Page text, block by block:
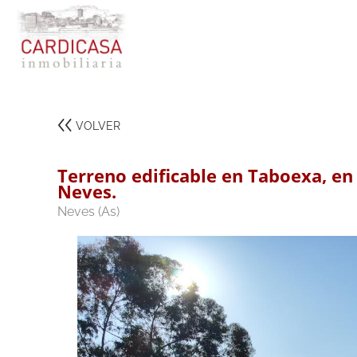
VOLVER
Terreno edificable en Taboexa,
Neves.
Neves (As)